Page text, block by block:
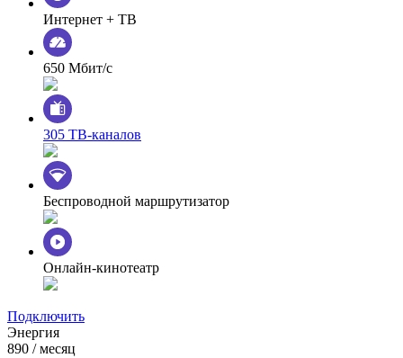
Интернет + ТВ
650 Мбит/с
305 ТВ-каналов
Беспроводной маршрутизатор
Онлайн-кинотеатр
Подключить
Энергия
890 / месяц